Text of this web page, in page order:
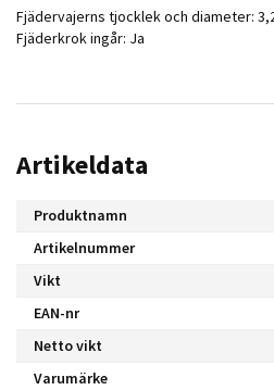
Fjädervajerns tjocklek och diameter:
Fjäderkrok ingår: Ja
Artikeldata
Produktnamn
Artikelnummer
Vikt
EAN-nr
Netto vikt
Varumärke